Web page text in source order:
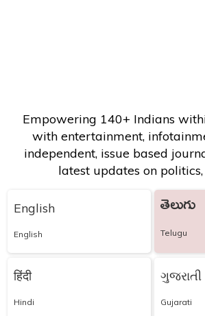
Empowering 140+ Indians
with entertainment,
independent, issue based
latest updates on
English
English
తెలుగు
Telugu
हिंदी
Hindi
ગુજરાતી
Gujarati